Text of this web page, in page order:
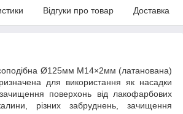
Відгуки про товар Доставка
Ø125мм М14×2мм (латанована)
для використання як насадки
поверхонь від лакофарбових
різних забруднень, зачищення